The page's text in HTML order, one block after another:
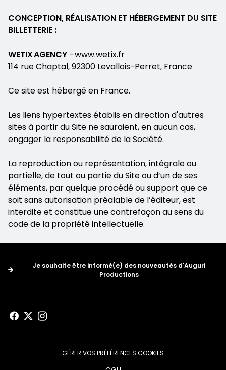
CONCEPTION, RÉALISATION ET HÉBERGEMENT DU SITE
BILLETTERIE :
WETIX AGENCY - www.wetix.fr
114 rue Chaptal, 92300 Levallois-Perret, France
Ce site est hébergé en France.
Les liens hypertextes établis en direction d'autres
sites à partir du Site ne sauraient, en aucun cas,
engager la responsabilité de la Société.
La reproduction ou représentation, intégrale ou
partielle, de tout ou partie du Site ou d’un de ses
éléments, par quelque procédé ou support que ce
soit sans autorisation préalable de l’éditeur, est
interdite et constitue une contrefaçon au sens du
code de la propriété intellectuelle.
Je souhaite être informé(e) des nouveautés d'Auguri
Productions
GÉRER VOS PRÉFÉRENCES COOKIES